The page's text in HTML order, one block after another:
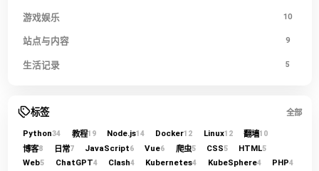
游戏娱乐 10
站点与内容 9
生活记录 5
标签 全部
Python34 教程19 Node.js14 Docker12 Linux12 翻墙10
博客8 日常7 JavaScript6 Vue6 爬虫5 CSS5 HTML5
Web5 ChatGPT4 Clash4 Kubernetes4 KubeSphere4 PHP4